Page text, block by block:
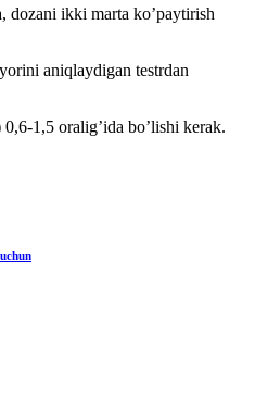
dozani ikki marta ko’paytirish
aniqlaydigan testrdan
1,5 oralig’ida bo’lishi kerak.